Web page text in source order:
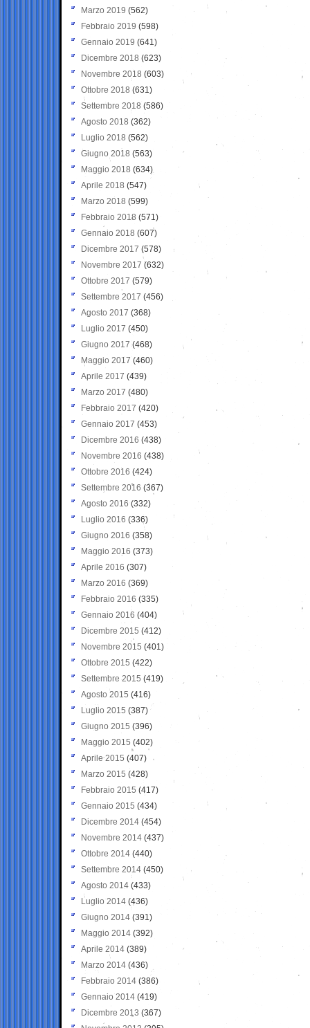
Marzo 2019 (562)
Febbraio 2019 (598)
Gennaio 2019 (641)
Dicembre 2018 (623)
Novembre 2018 (603)
Ottobre 2018 (631)
Settembre 2018 (586)
Agosto 2018 (362)
Luglio 2018 (562)
Giugno 2018 (563)
Maggio 2018 (634)
Aprile 2018 (547)
Marzo 2018 (599)
Febbraio 2018 (571)
Gennaio 2018 (607)
Dicembre 2017 (578)
Novembre 2017 (632)
Ottobre 2017 (579)
Settembre 2017 (456)
Agosto 2017 (368)
Luglio 2017 (450)
Giugno 2017 (468)
Maggio 2017 (460)
Aprile 2017 (439)
Marzo 2017 (480)
Febbraio 2017 (420)
Gennaio 2017 (453)
Dicembre 2016 (438)
Novembre 2016 (438)
Ottobre 2016 (424)
Settembre 2016 (367)
Agosto 2016 (332)
Luglio 2016 (336)
Giugno 2016 (358)
Maggio 2016 (373)
Aprile 2016 (307)
Marzo 2016 (369)
Febbraio 2016 (335)
Gennaio 2016 (404)
Dicembre 2015 (412)
Novembre 2015 (401)
Ottobre 2015 (422)
Settembre 2015 (419)
Agosto 2015 (416)
Luglio 2015 (387)
Giugno 2015 (396)
Maggio 2015 (402)
Aprile 2015 (407)
Marzo 2015 (428)
Febbraio 2015 (417)
Gennaio 2015 (434)
Dicembre 2014 (454)
Novembre 2014 (437)
Ottobre 2014 (440)
Settembre 2014 (450)
Agosto 2014 (433)
Luglio 2014 (436)
Giugno 2014 (391)
Maggio 2014 (392)
Aprile 2014 (389)
Marzo 2014 (436)
Febbraio 2014 (386)
Gennaio 2014 (419)
Dicembre 2013 (367)